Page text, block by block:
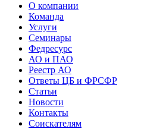
О компании
Команда
Услуги
Семинары
Федресурс
АО и ПАО
Реестр АО
Ответы ЦБ и ФРСФР
Статьи
Новости
Контакты
Соискателям